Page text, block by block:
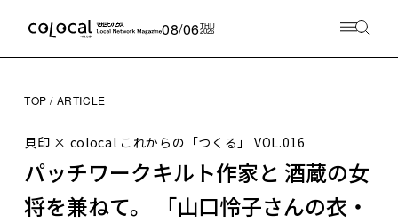
08/06THU
2026
TOP ARTICLE
貝印 × colocal これからの「つくる」 VOL.016
パッチワークキルト作家と 酒蔵の女
将を兼ねて。 「山口怜子さんの衣・